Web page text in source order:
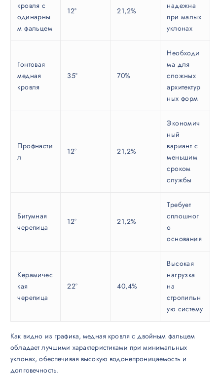
кровля с
одинарны
м фальцем
12° 21,2%
надежна
при малых
уклонах
Гонтовая
медная
кровля
35° 70%
Необходи
ма для
сложных
архитектур
ных форм
Профнасти
л
12° 21,2%
Экономич
ный
вариант с
меньшим
сроком
службы
Битумная
черепица
12° 21,2%
Требует
сплошног
о
основания
Керамичес
кая
черепица
22° 40,4%
Высокая
нагрузка
на
стропильн
ую систему
Как видно из графика, медная кровля с двойным фальцем
обладает лучшими характеристиками при минимальных
уклонах, обеспечивая высокую водонепроницаемость и
долговечность.